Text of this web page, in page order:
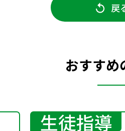
戻
おすすめ
生徒指導